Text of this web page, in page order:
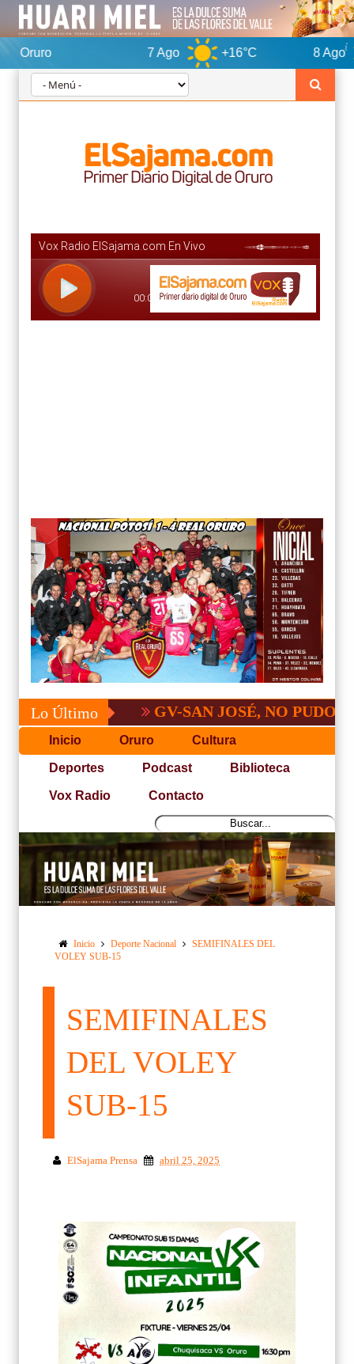
+16°C 8 Ago
Lo Último GV-SAN JOSÉ, NO PUDO CON
Inicio Oruro Cultura
Deportes Podcast Biblioteca
Vox Radio Contacto
Inicio Deporte Nacional
SEMIFINALES DEL
VOLEY SUB-15
SEMIFINALES
DEL VOLEY
SUB-15
ElSajama Prensa abril 25, 2025